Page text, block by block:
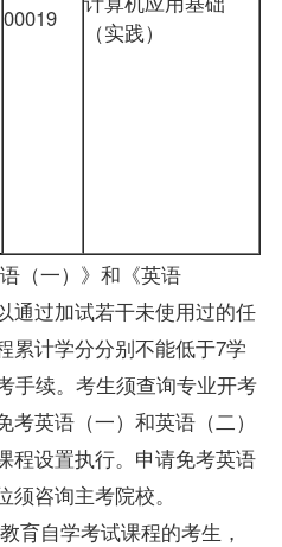
00019
（实践）
（一）》和《英语
通过加试若干未使用过的任
累计学分分别不能低于7学
手续。考生须查询专业开考
英语（一）和英语（二）
程设置执行。申请免考英语
须咨询主考院校。
育自学考试课程的考生，